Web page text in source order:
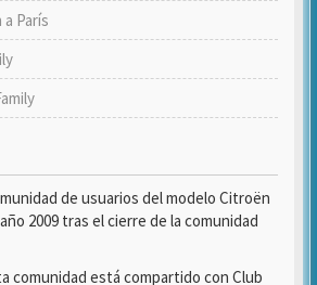
París
de usuarios del modelo Citroën
2009 tras el cierre de la comunidad
comunidad está compartido con Club